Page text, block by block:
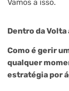
Vamos a isso.
Dentro da
Como é gerir
qualquer
estratégia por